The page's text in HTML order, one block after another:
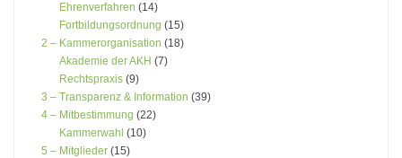
Ehrenverfahren (14)
Fortbildungsordnung (15)
2 – Kammerorganisation (18)
Akademie der AKH (7)
Rechtspraxis (9)
3 – Transparenz & Information (39)
4 – Mitbestimmung (22)
Kammerwahl (10)
5 – Mitglieder (15)